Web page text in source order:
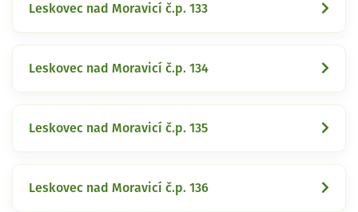
Leskovec nad Moravicí č.p. 133
Leskovec nad Moravicí č.p. 134
Leskovec nad Moravicí č.p. 135
Leskovec nad Moravicí č.p. 136